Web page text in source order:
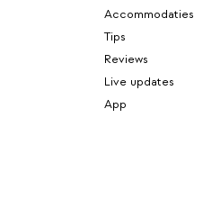
Accommodaties
Tips
Reviews
Live updates
App